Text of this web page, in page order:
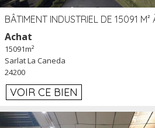
Achat
15091m²
Sarlat La Caneda
24200
VOIR CE BIEN